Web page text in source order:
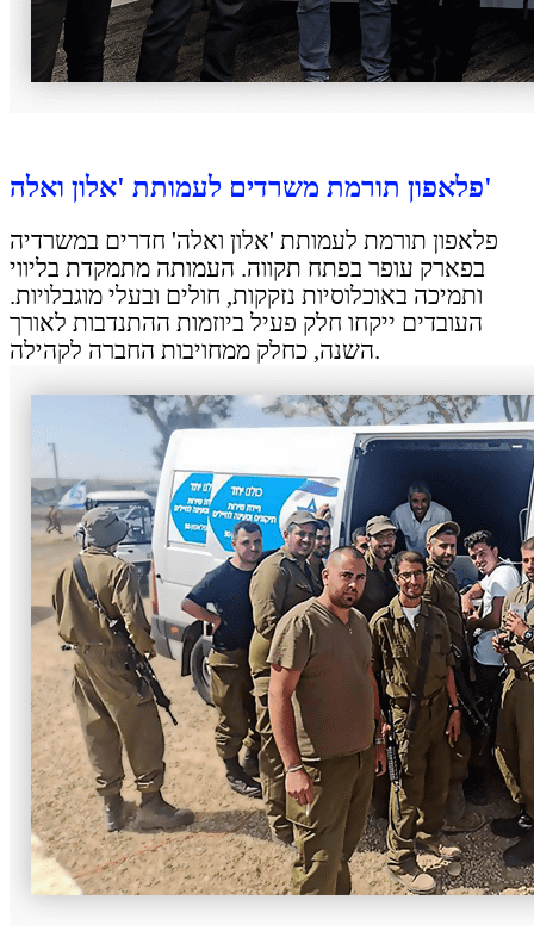
פלאפון תורמת משרדים לעמותת 'אלון ואלה'
פלאפון תורמת לעמותת 'אלון ואלה' חדרים במשרדיה
בפארק עופר בפתח תקווה. העמותה מתמקדת בליווי
ותמיכה באוכלוסיות נזקקות, חולים ובעלי מוגבלויות.
העובדים ייקחו חלק פעיל ביוזמות ההתנדבות לאורך
השנה, כחלק ממחויבות החברה לקהילה.